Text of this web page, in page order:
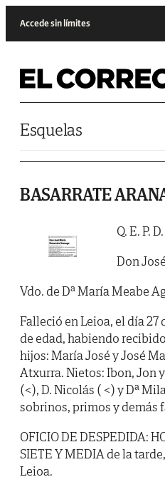
Accede sin límites
Esquelas
BASARRATE
Q. E. P. D.
Don
Vdo. de Dª María Meabe
Falleció en Leioa, el día 27
de edad, habiendo recibido
hijos: María José y José
Atxurra. Nietos: Ibon, Jon
(<), D. Nicolás ( <) y Dª
sobrinos, primos y demás
OFICIO DE DESPEDIDA:
SIETE Y MEDIA de la
Leioa.